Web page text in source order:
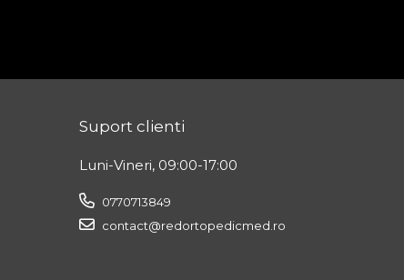
Suport clienti
Luni-Vineri, 09:00-17:00
0770713849
contact@redortopedicmed.ro